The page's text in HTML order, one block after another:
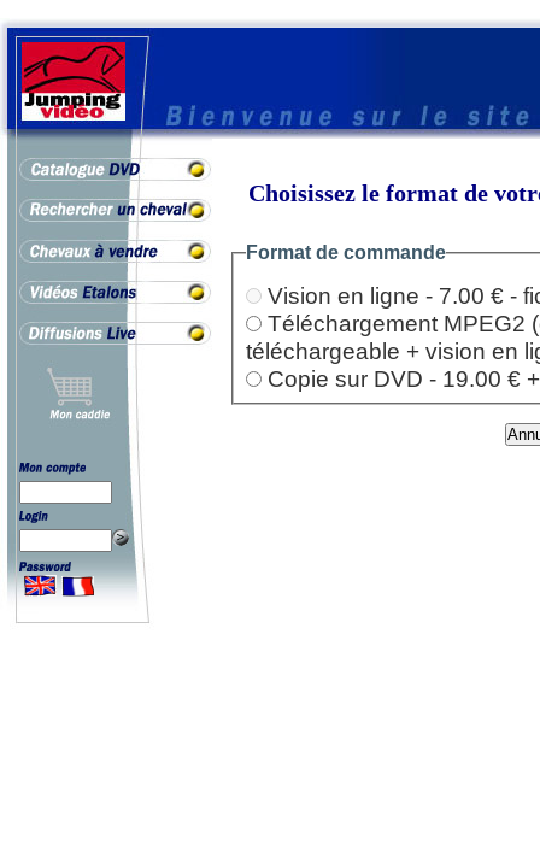
Choisissez le format de
Format de commande
Vision en ligne - 7.00 € -
Téléchargement MPEG2
téléchargeable + vision en
Copie sur DVD - 19.00 €